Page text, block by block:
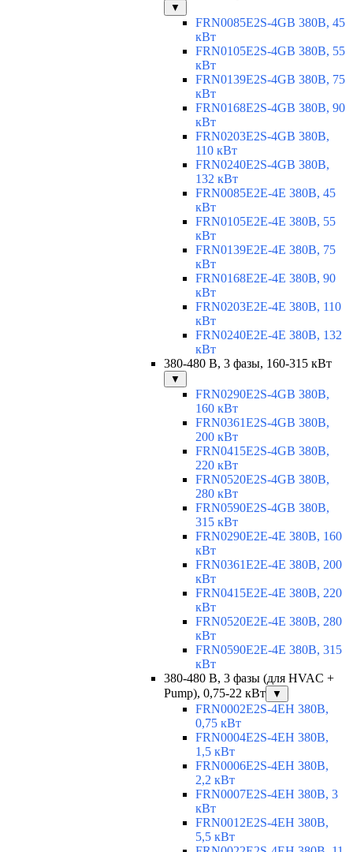
▼
FRN0085E2S-4GB 380В, 45
кВт
FRN0105E2S-4GB 380В, 55
кВт
FRN0139E2S-4GB 380В, 75
кВт
FRN0168E2S-4GB 380В, 90
кВт
FRN0203E2S-4GB 380В,
110 кВт
FRN0240E2S-4GB 380В,
132 кВт
FRN0085E2E-4E 380В, 45
кВт
FRN0105E2E-4E 380В, 55
кВт
FRN0139E2E-4E 380В, 75
кВт
FRN0168E2E-4E 380В, 90
кВт
FRN0203E2E-4E 380В, 110
кВт
FRN0240E2E-4E 380В, 132
кВт
380-480 В, 3 фазы, 160-315 кВт
▼
FRN0290E2S-4GB 380В,
160 кВт
FRN0361E2S-4GB 380В,
200 кВт
FRN0415E2S-4GB 380В,
220 кВт
FRN0520E2S-4GB 380В,
280 кВт
FRN0590E2S-4GB 380В,
315 кВт
FRN0290E2E-4E 380В, 160
кВт
FRN0361E2E-4E 380В, 200
кВт
FRN0415E2E-4E 380В, 220
кВт
FRN0520E2E-4E 380В, 280
кВт
FRN0590E2E-4E 380В, 315
кВт
380-480 В, 3 фазы (для HVAC +
Pump), 0,75-22 кВт
▼
FRN0002E2S-4EH 380В,
0,75 кВт
FRN0004E2S-4EH 380В,
1,5 кВт
FRN0006E2S-4EH 380В,
2,2 кВт
FRN0007E2S-4EH 380В, 3
кВт
FRN0012E2S-4EH 380В,
5,5 кВт